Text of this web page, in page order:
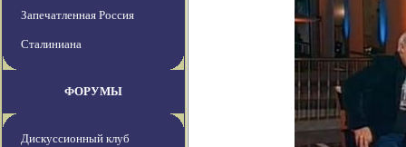
Запечатленная Россия
Сталиниана
ФОРУМЫ
Дискуссионный клуб